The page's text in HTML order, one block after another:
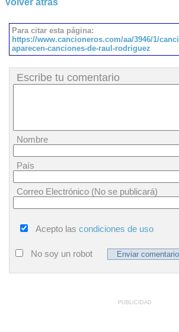
Volver atrás
Para citar esta página:
https://www.cancioneros.com/aa/3946/1/
aparecen-canciones-de-raul-rodriguez
Escribe tu comentario
Nombre
País
Correo Electrónico (No se publicará)
Acepto las condiciones de uso
No soy un robot
PUBLICIDAD